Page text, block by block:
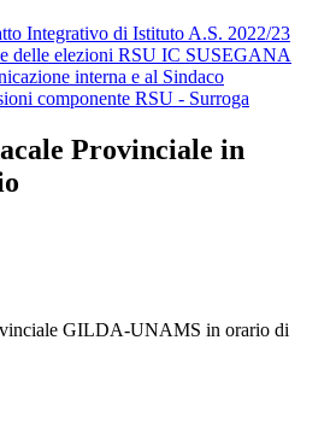
Integrativo di Istituto A.S. 2022/23
delle elezioni RSU IC SUSEGANA
interna e al Sindaco
componente RSU - Surroga
Provinciale in
GILDA-UNAMS in orario di